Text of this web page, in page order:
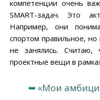
компетенции очень
SMART-задач. Это
Например, они
спортом правильное,
не занялись. Считаю,
проектные вещи в
➥ «Мои